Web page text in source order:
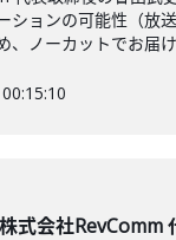
ションの可能性（放
、ノーカットでお届け
00:15:10
株式会社RevComm